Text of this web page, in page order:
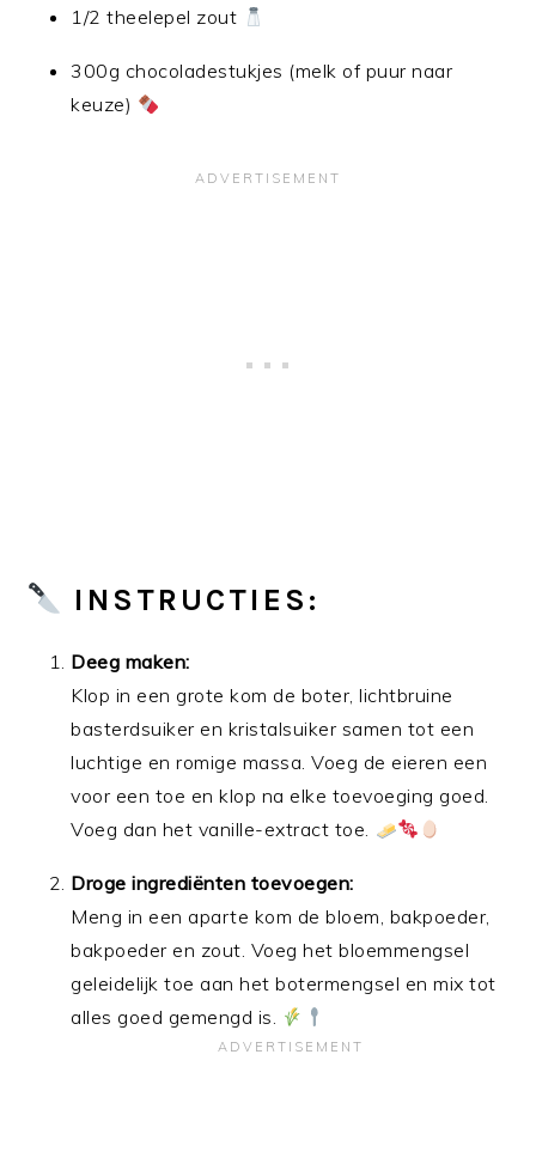
1/2 theelepel zout
300g chocoladestukjes (melk of puur naar
keuze)
INSTRUCTIES:
Deeg maken:
Klop in een grote kom de boter, lichtbruine
basterdsuiker en kristalsuiker samen tot een
luchtige en romige massa. Voeg de eieren een
voor een toe en klop na elke toevoeging goed.
Voeg dan het vanille-extract toe.
Droge ingrediënten toevoegen:
Meng in een aparte kom de bloem, bakpoeder,
bakpoeder en zout. Voeg het bloemmengsel
geleidelijk toe aan het botermengsel en mix tot
alles goed gemengd is.